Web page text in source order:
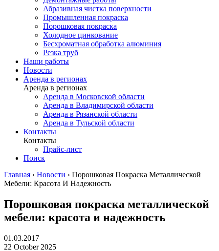
Абразивная чистка поверхности
Промышленная покраска
Порошковая покраска
Холодное цинкование
Бесхроматная обработка алюминия
Резка труб
Наши работы
Новости
Аренда в регионах
Аренда в регионах
Аренда в Московской области
Аренда в Владимирской области
Аренда в Рязанской области
Аренда в Тульской области
Контакты
Контакты
Прайс-лист
Поиск
Главная › Новости › Порошковая Покраска Металлической
Мебели: Красота И Надежность
Порошковая покраска металлической
мебели: красота и надежность
01.03.2017
22 October 2025